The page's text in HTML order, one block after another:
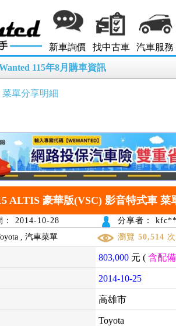
新車詢價 找中古車 汽車服務
115年8月購車資訊
菜單分享明細
ALTIS 豪華版(VSC) 影音特式車 菜
： 2014-10-28
分享者：
, 汽車菜單
瀏覽 50,514 次
803,000 元 (含配備
2014-10-25
高雄市
Toyota